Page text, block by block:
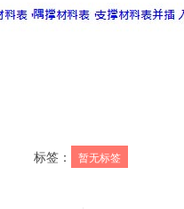
标签： 暂无标签